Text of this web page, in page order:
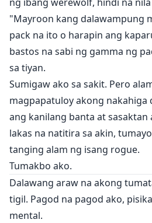
"Mayroon kang dalawampung
pack na ito o harapin ang
bastos na sabi ng gamma ng
sa tiyan.
Sumigaw ako sa sakit. Pero
magpapatuloy akong
ang kanilang banta at sasaktan
lakas na natitira sa akin,
tanging alam ng isang rogue.
Tumakbo ako.
Dalawang araw na akong
tigil. Pagod na pagod ako,
mental.